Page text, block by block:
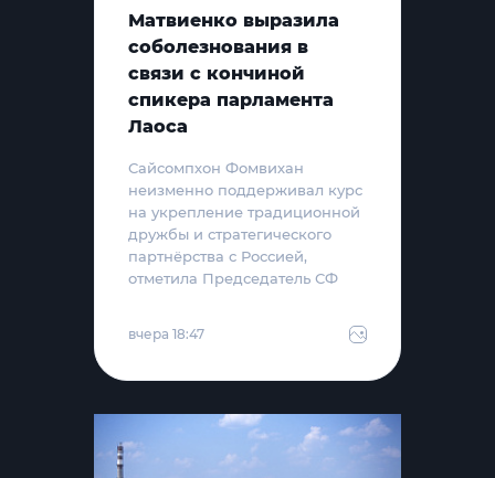
Матвиенко выразила
соболезнования в
связи с кончиной
спикера парламента
Лаоса
Сайсомпхон Фомвихан
неизменно поддерживал курс
на укрепление традиционной
дружбы и стратегического
партнёрства с Россией,
отметила Председатель СФ
вчера 18:47